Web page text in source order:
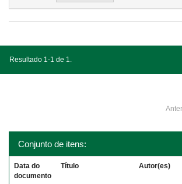
Resultado 1-1 de 1.
Conjunto de itens:
Data do
documento
Título Autor(es)